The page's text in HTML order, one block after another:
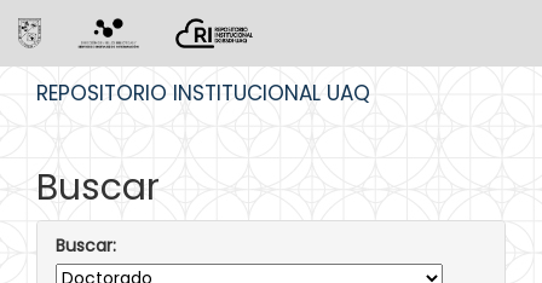
REPOSITORIO INSTITUCIONAL UAQ
Buscar
Buscar: